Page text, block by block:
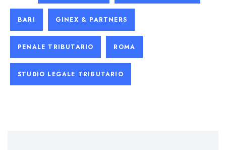
BARI GINEX & PARTNERS
PENALE TRIBUTARIO ROMA
STUDIO LEGALE TRIBUTARIO